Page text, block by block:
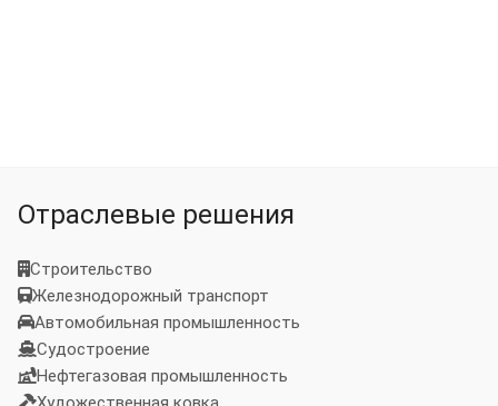
Отраслевые решения
Строительство
Железнодорожный транспорт
Автомобильная промышленность
Судостроение
Нефтегазовая промышленность